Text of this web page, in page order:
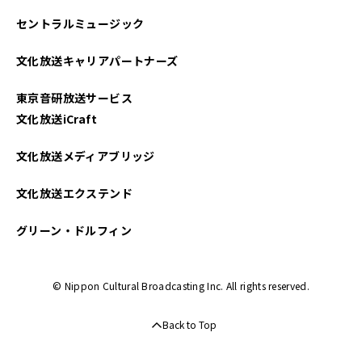
セントラルミュージック
文化放送キャリアパートナーズ
東京音研放送サービス
文化放送iCraft
文化放送メディアブリッジ
文化放送エクステンド
グリーン・ドルフィン
© Nippon Cultural Broadcasting Inc. All rights reserved.
Back to Top